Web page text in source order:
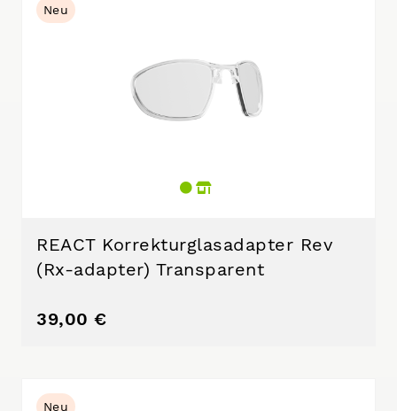
Neu
REACT Korrekturglasadapter Rev
(Rx-adapter) Transparent
39,00 €
Neu